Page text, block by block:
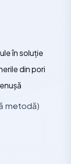
în soluție
din pori
metodă)